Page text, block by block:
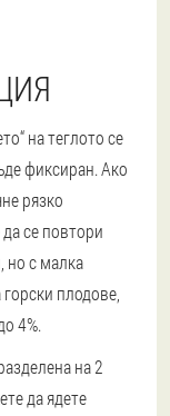
на теглото се
фиксиран. Ако
рязко
се повтори
но с малка
плодове,
4%.
на 2
да ядете